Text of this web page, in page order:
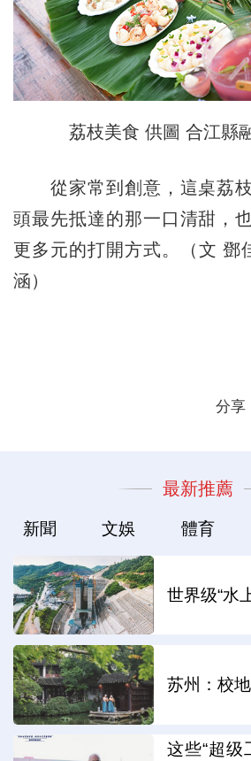
荔枝美食 供圖 合江縣
從家常到創意，這桌荔枝
頭最先抵達的那一口清甜，
更多元的打開方式。（文 鄧
涵）
分享
最新推薦
新聞 文娛 體育
世界级“水
苏州：校
这些“超级